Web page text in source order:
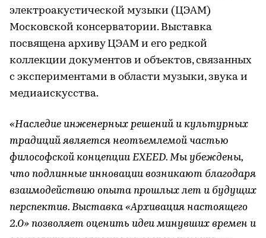
электроакустической музыки (ЦЭАМ)
Московской консерватории. Выставка
посвящена архиву ЦЭАМ и его редкой
коллекции документов и объектов, связанных
с экспериментами в области музыки, звука и
медиаискусства.
«Наследие инженерных решений и культурных
традиций является неотъемлемой частью
философской концепции EXEED. Мы убеждены,
что подлинные инновации возникают благодаря
взаимодействию опыта прошлых лет и будущих
перспектив. Выставка «Архивация настоящего
2.0» позволяет оценить идеи минувших времен и